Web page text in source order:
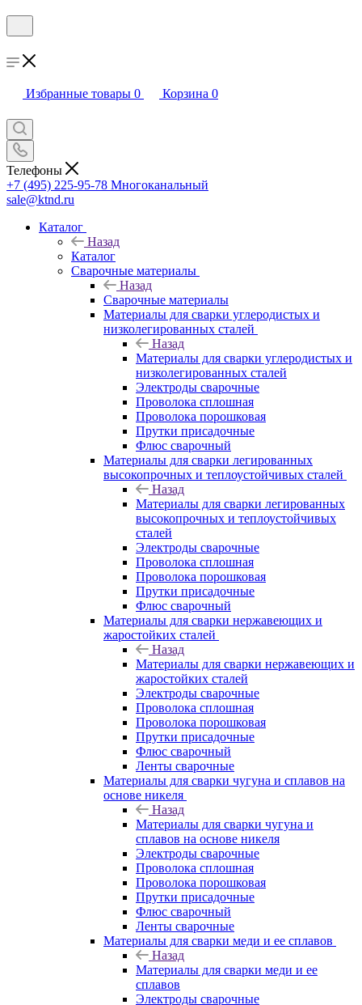
Избранные товары 0 Корзина 0
Телефоны
+7 (495) 225-95-78 Многоканальный
sale@ktnd.ru
Каталог
Назад
Каталог
Сварочные материалы
Назад
Сварочные материалы
Материалы для сварки углеродистых и
низколегированных сталей
Назад
Материалы для сварки углеродистых и
низколегированных сталей
Электроды сварочные
Проволока сплошная
Проволока порошковая
Прутки присадочные
Флюс сварочный
Материалы для сварки легированных
высокопрочных и теплоустойчивых сталей
Назад
Материалы для сварки легированных
высокопрочных и теплоустойчивых
сталей
Электроды сварочные
Проволока сплошная
Проволока порошковая
Прутки присадочные
Флюс сварочный
Материалы для сварки нержавеющих и
жаростойких сталей
Назад
Материалы для сварки нержавеющих и
жаростойких сталей
Электроды сварочные
Проволока сплошная
Проволока порошковая
Прутки присадочные
Флюс сварочный
Ленты сварочные
Материалы для сварки чугуна и сплавов на
основе никеля
Назад
Материалы для сварки чугуна и
сплавов на основе никеля
Электроды сварочные
Проволока сплошная
Проволока порошковая
Прутки присадочные
Флюс сварочный
Ленты сварочные
Материалы для сварки меди и ее сплавов
Назад
Материалы для сварки меди и ее
сплавов
Электроды сварочные